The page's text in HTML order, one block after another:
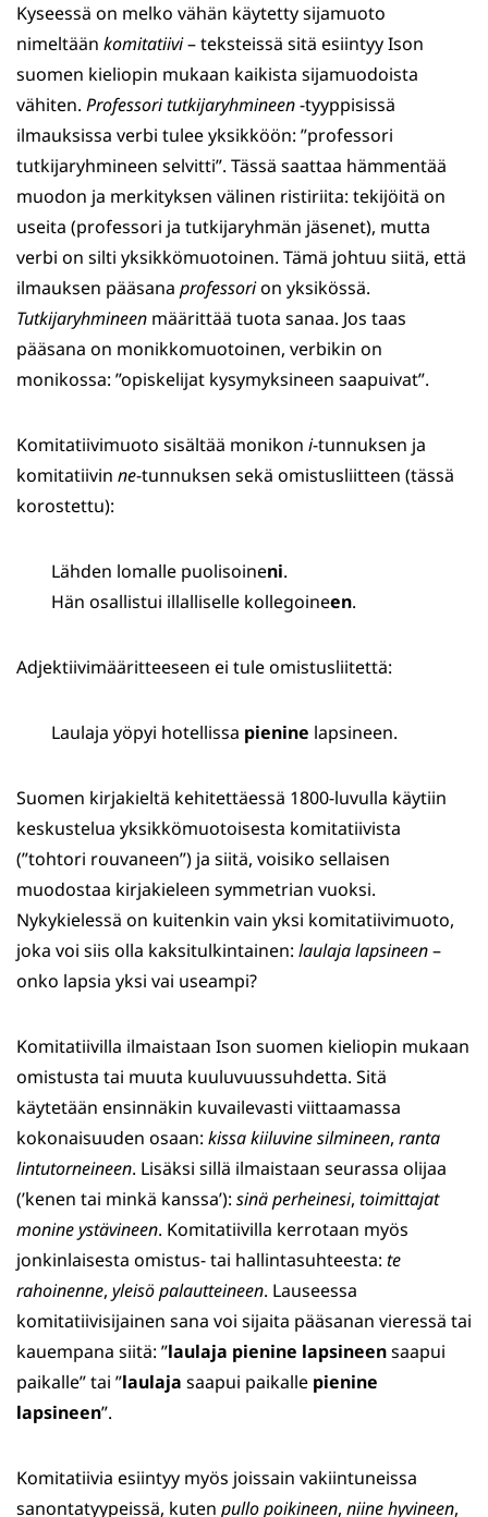
Kyseessä on melko vähän käytetty sijamuoto
nimeltään komitatiivi– teksteissä sitä esiintyy Ison
suomen kieliopin mukaan kaikista sijamuodoista
vähiten. Professori tutkijaryhmineen-tyyppisissä
ilmauksissa verbi tulee yksikköön: ”professori
tutkijaryhmineen selvitti”. Tässä saattaa hämmentää
muodon ja merkityksen välinen ristiriita: tekijöitä on
useita (professori ja tutkijaryhmän jäsenet), mutta
verbi on silti yksikkömuotoinen. Tämä johtuu siitä, että
ilmauksen pääsana professorion yksikössä.
Tutkijaryhmineen määrittää tuota sanaa. Jos taas
pääsana on monikkomuotoinen, verbikin on
monikossa: ”opiskelijat kysymyksineen saapuivat”.
Komitatiivimuoto sisältää monikon i-tunnuksen ja
komitatiivin ne-tunnuksen sekä omistusliitteen (tässä
korostettu):
Lähden lomalle puolisoineni.
Hän osallistui illalliselle kollegoineen.
Adjektiivimääritteeseen ei tule omistusliitettä:
Laulaja yöpyi hotellissa pienine lapsineen.
Suomen kirjakieltä kehitettäessä 1800-luvulla käytiin
keskustelua yksikkömuotoisesta komitatiivista
(”tohtori rouvaneen”) ja siitä, voisiko sellaisen
muodostaa kirjakieleen symmetrian vuoksi.
Nykykielessä on kuitenkin vain yksi komitatiivimuoto,
joka voi siis olla kaksitulkintainen: laulaja lapsineen–
onko lapsia yksi vai useampi?
Komitatiivilla ilmaistaan Ison suomen kieliopin mukaan
omistusta tai muuta kuuluvuussuhdetta. Sitä
käytetään ensinnäkin kuvailevasti viittaamassa
kokonaisuuden osaan: kissa kiiluvine silmineen, ranta
lintutorneineen. Lisäksi sillä ilmaistaan seurassa olijaa
(’kenen tai minkä kanssa’): sinä perheinesi, toimittajat
monine ystävineen. Komitatiivilla kerrotaan myös
jonkinlaisesta omistus- tai hallintasuhteesta: te
rahoinenne, yleisö palautteineen. Lauseessa
komitatiivisijainen sana voi sijaita pääsanan vieressä tai
kauempana siitä: ”laulaja pienine lapsineensaapui
paikalle” tai ”laulaja saapui paikalle pienine
lapsineen”.
Komitatiivia esiintyy myös joissain vakiintuneissa
sanontatyypeissä, kuten pullo poikineen, niine hyvineen,